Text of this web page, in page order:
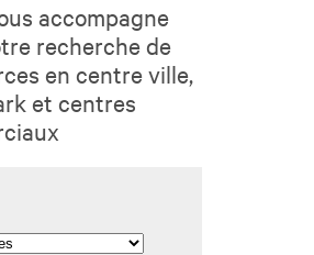
accompagne
recherche de
en centre ville,
et centres